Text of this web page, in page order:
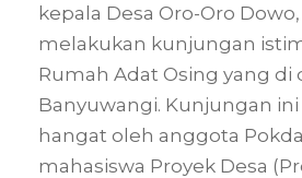
kepala Desa Oro-Oro
melakukan kunjungan
Rumah Adat Osing yang di
Banyuwangi. Kunjungan
hangat oleh anggota
mahasiswa Proyek Desa